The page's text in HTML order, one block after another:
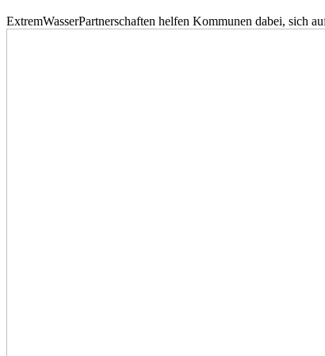
ExtremWasserPartnerschaften helfen Kommunen dabei, sich